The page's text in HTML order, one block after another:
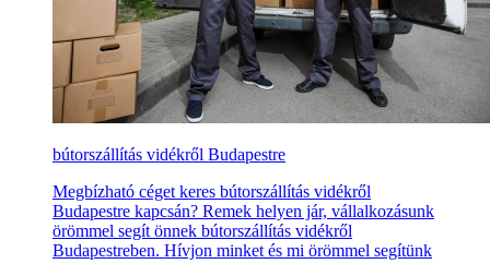
bútorszállítás vidékről Budapestre
Megbízható céget keres bútorszállítás vidékről
Budapestre kapcsán? Remek helyen jár, vállalkozásunk
örömmel segít önnek bútorszállítás vidékről
Budapestreben. Hívjon minket és mi örömmel segítünk